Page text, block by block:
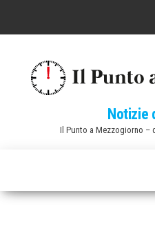
Notizie
Il Punto a Mezzogiorno –